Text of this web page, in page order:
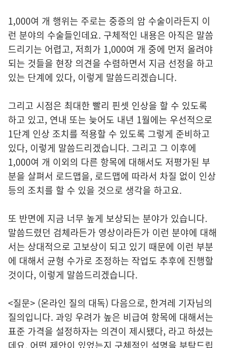
1,000여 개 행위는 주로는 중증의 암 수술이라든지 이
런 분야의 수술들인데요. 구체적인 내용은 아직은 말씀
드리기는 어렵고, 저희가 1,000여 개 중에 먼저 올려야
되는 것들을 현장 의견을 수렴하면서 지금 선정을 하고
있는 단계에 있다, 이렇게 말씀드리겠습니다.
그리고 시점은 최대한 빨리 핀셋 인상을 할 수 있도록
하고 있고, 연내 또는 늦어도 내년 1월에는 우선적으로
1단계 인상 조치를 적용할 수 있도록 그렇게 준비하고
있다, 이렇게 말씀드리겠습니다. 그리고 그 이후에
1,000여 개 이외의 다른 항목에 대해서도 저평가된 부
분을 살펴서 로드맵을, 로드맵에 따라서 차질 없이 인상
등의 조치를 할 수 있을 것으로 생각을 하고요.
또 반면에 지금 너무 높게 보상되는 분야가 있습니다.
말씀드렸던 검체라든가 영상이라든가 이런 분야에 대해
서는 상대적으로 고보상이 되고 있기 때문에 이런 부분
에 대해서 균형 수가로 조정하는 작업도 추후에 진행할
것이다, 이렇게 말씀드리겠습니다.
<질문> (온라인 질의 대독) 다음으로, 한겨레 기자님의
질의입니다. 과잉 우려가 높은 비급여 항목에 대해서는
표준 가격을 설정하자는 의견이 제시됐다, 라고 하셨는
데요. 어떤 제안이 있었는지 구체적인 설명을 부탁드립